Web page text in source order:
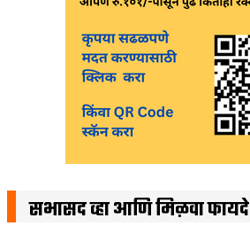
सभासद व्हा आणि मिळवा फायदे